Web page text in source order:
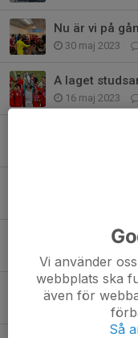
Nu är vi på
30 maj 2023
A laget
16 maj 2023
Åter dags för
Seger efter
Dags för
21 apr 2023
Övertygande
18 apr 2023
Vi använder
webbplats ska
även för
Så